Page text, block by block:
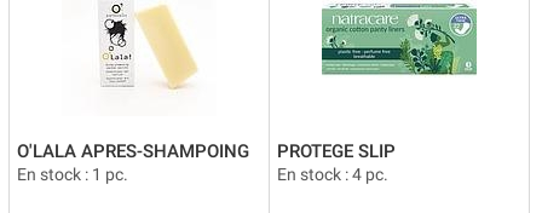
O'LALA APRES-SHAMPOING
En stock : 1 pc.
PROTEGE SLIP
En stock : 4 pc.